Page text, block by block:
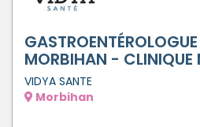
MORBIHAN - CLINIQUE
VIDYA SANTE
Morbihan